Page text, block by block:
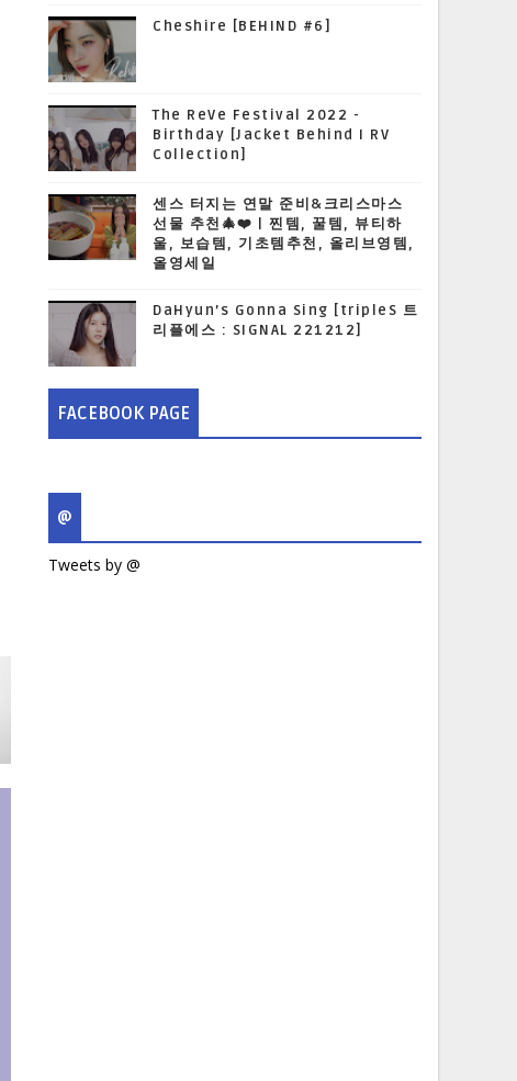
Cheshire [BEHIND #6]
The ReVe Festival 2022 -
Birthday [Jacket Behind I RV
Collection]
센스 터지는 연말 준비&크리스마스
선물 추천🎄❤️ | 찐템, 꿀템, 뷰티하
울, 보습템, 기초템추천, 올리브영템,
올영세일
DaHyun’s Gonna Sing [tripleS 트
리플에스 : SIGNAL 221212]
FACEBOOK PAGE
@
Tweets by @